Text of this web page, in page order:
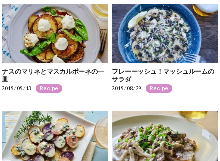
ナスのマリネとマスカルポーネの一
皿
2019/09/13 Recipe
フレーーッシュ！マッシュルームの
サラダ
2019/08/29 Recipe